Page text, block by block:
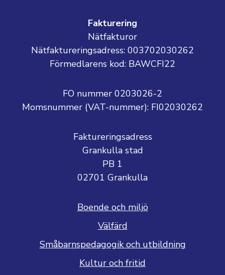
Fakturering
Nätfakturor
Nätfaktureringsadress: 003702030262
Förmedlarens kod: BAWCFI22
FO nummer 0203026-2
Momsnummer (VAT-nummer): FI02030262
Faktureringsadress
Grankulla stad
PB 1
02701 Grankulla
Boende och miljö
Välfärd
Småbarnspedagogik och utbildning
Kultur och fritid